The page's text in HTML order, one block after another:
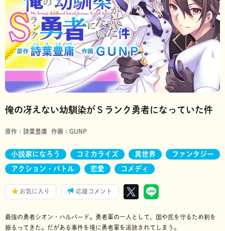
俺の冴えない幼馴染がＳランク勇者になっていた件
原作： 詩葉豊庸 作画： GUNP
小説家になろう コミカライズ 異世界 ファンタジー
アクション・バトル 恋愛 コメディ
お気に入り 応援コメント
最強の勇者シオン・ハルバード。勇者軍の一人として、国や民を守るため剣を
振るってきた。だがある事件を境に勇者軍を追放されてしまう。